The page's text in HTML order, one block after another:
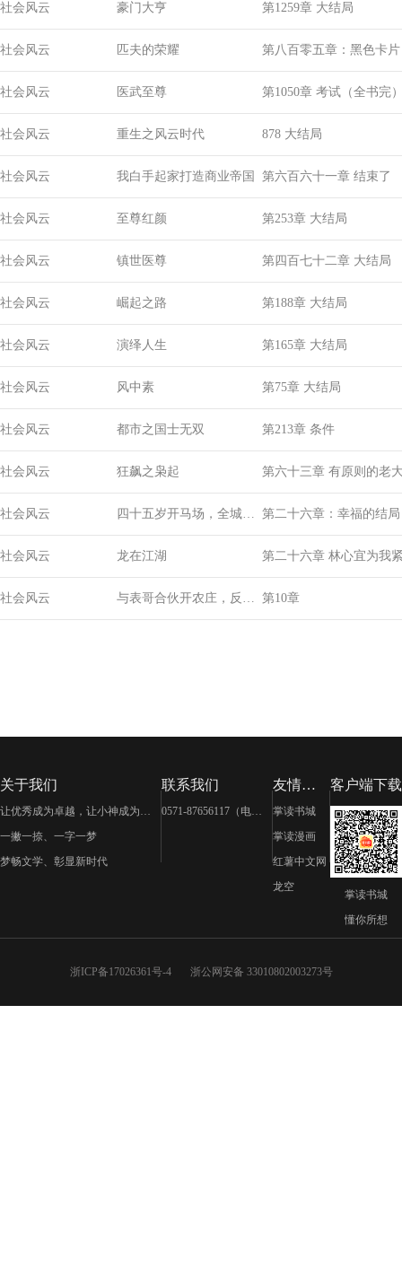
社会风云 豪门大亨 第1259章 大结局
社会风云 匹夫的荣耀 第八百零五章：黑色卡片
社会风云 医武至尊 第1050章 考试（全书完
社会风云 重生之风云时代 878 大结局
社会风云 我白手起家打造商业帝国 第六百六十一章 结束了
社会风云 至尊红颜 第253章 大结局
社会风云 镇世医尊 第四百七十二章 大结局
社会风云 崛起之路 第188章 大结局
社会风云 演绎人生 第165章 大结局
社会风云 风中素 第75章 大结局
社会风云 都市之国士无双 第213章 条件
社会风云 狂飙之枭起 第六十三章 有原则的老
社会风云
四十五岁开马场，全城名 第二十六章：幸福的结局
社会风云 龙在江湖 第二十六章 林心宜为
社会风云
与表哥合伙开农庄，反被 第10章
关于我们
让优秀成为卓越，让小神成为大
一撇一捺、一字一梦
梦畅文学、彰显新时代
联系我们
0571-87656117（电
友情链
接
掌读书城
掌读漫画
红薯中文网
龙空
客户端下载
掌读书城
懂你所想
浙ICP备17026361号-4 浙公网安备 33010802003273号